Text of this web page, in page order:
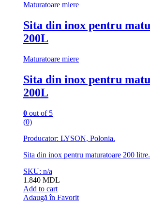
Maturatoare miere
Sita din inox pentru
200L
Maturatoare miere
Sita din inox pentru
200L
0 out of 5
(0)
Producator: LYSON, Polonia.
Sita din inox pentru maturatoare 200 litre.
SKU: n/a
1.840 MDL
Add to cart
Adaugă în Favorit